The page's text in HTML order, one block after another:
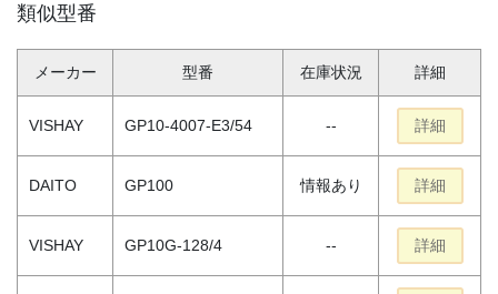
類似型番
メーカー 型番 在庫状況 詳細
VISHAY GP10-4007-E3/54 -- 詳細
DAITO GP100 情報あり 詳細
VISHAY GP10G-128/4 -- 詳細